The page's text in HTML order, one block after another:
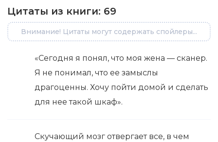
Цитаты из книги: 69
Внимание! Цитаты могут содержать спойлеры...
«Сегодня я понял, что моя жена — сканер.
Я не понимал, что ее замыслы
драгоценны. Хочу пойти домой и сделать
для нее такой шкаф».
Скучающий мозг отвергает все, в чем